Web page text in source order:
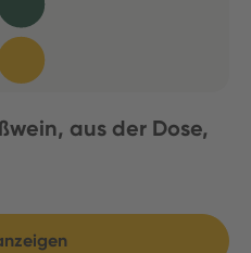
aus der Dose,